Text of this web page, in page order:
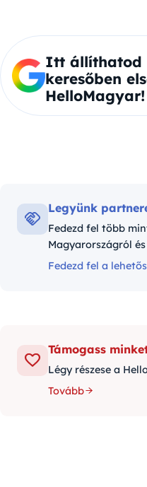
Itt állíthatod
keresőben
HelloMagyar!
Legyünk
Fedezd fel több
Magyarországról
Fedezd fel a
Támogass
Légy részese a
Tovább